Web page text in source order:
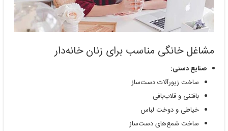
مشاغل خانگی مناسب برای زنان خانه‌دار
صنایع دستی:
ساخت زیورآلات دست‌ساز
بافتنی و قلاب‌بافی
خیاطی و دوخت لباس
ساخت شمع‌های دست‌ساز